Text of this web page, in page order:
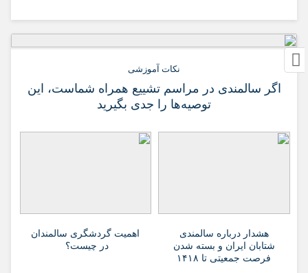
نکات آموزشی
اگر سالمندی در مراسم تشییع همراه شماست، این
توصیه‌ها را جدی بگیرید
هشدار درباره سالمندی
شتابان ایران و بسته شدن
فرصت جمعیتی تا ۱۴۱۸
اهمیت گردشگری سالمندان
در چیست؟